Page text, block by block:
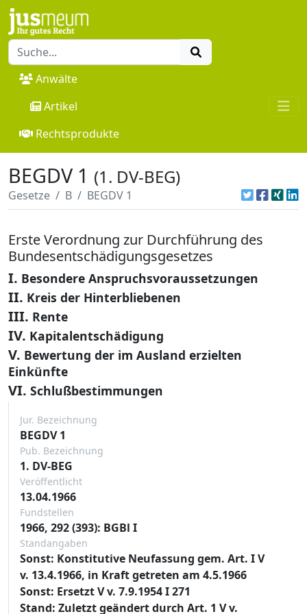
Anwälte
Artikel
Rechtsprodukte
BEGDV 1 (1. DV-BEG)
Gesetze B BEGDV 1
Erste Verordnung zur Durchführung des
Bundesentschädigungsgesetzes
I. Besondere Anspruchsvoraussetzungen
II. Kreis der Hinterbliebenen
III. Rente
IV. Kapitalentschädigung
V. Bewertung der im Ausland erzielten
Einkünfte
VI. Schlußbestimmungen
Jur. Bezeichnung
BEGDV 1
Pub. Bezeichnung
1. DV-BEG
Veröffentlicht
13.04.1966
Fundstellen
1966, 292 (393): BGBl I
Standangaben
Sonst: Konstitutive Neufassung gem. Art. I V
v. 13.4.1966, in Kraft getreten am 4.5.1966
Sonst: Ersetzt V v. 7.9.1954 I 271
Stand: Zuletzt geändert durch Art. 1 V v.